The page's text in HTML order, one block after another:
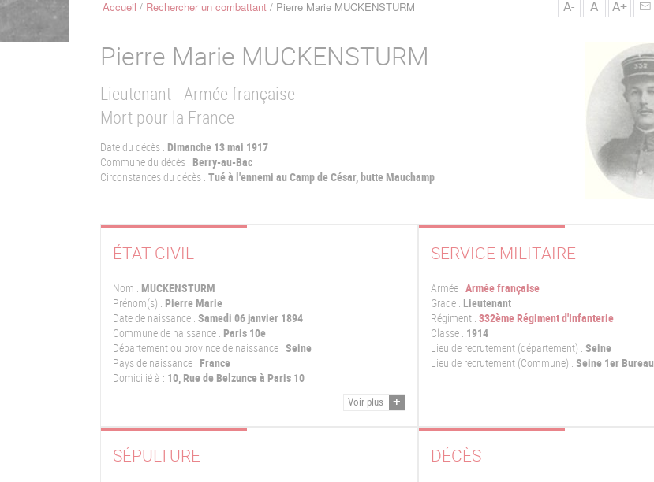
FilAccueil Rechercher un combattant Pierre Marie MUCKENSTURM A- A A+
Pierre Marie MUCKENSTURM
Lieutenant - Armée française
Mort pour la France
Date du décès : Dimanche 13 mai 1917
Commune du décès : Berry-au-Bac
Circonstances du décès : Tué à l'ennemi au Camp de César, butte Mauchamp
ÉTAT-CIVIL
Nom : MUCKENSTURM
Prénom(s) : Pierre Marie
Date de naissance : Samedi 06 janvier 1894
Commune de naissance : Paris 10e
Département ou province de naissance : Seine
Pays de naissance : France
Domicilié à : 10, Rue de Belzunce à Paris 10
Voir plus
SERVICE MILITAIRE
Armée : Armée française
Grade : Lieutenant
Régiment : 332ème Régiment d'Infanterie
Classe : 1914
Lieu de recrutement (département) : Seine
Lieu de recrutement (Commune) : Seine 1er Bureau
SÉPULTURE DÉCÈS